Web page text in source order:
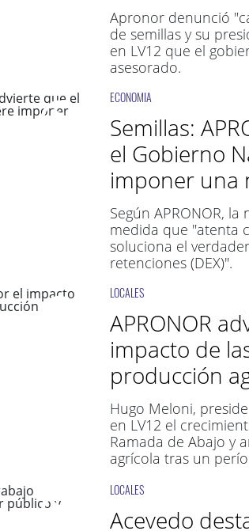
Apronor denunció
de semillas y su
en LV12 que el
asesorado.
ECONOMIA
Semillas:
el Gobierno
imponer una
Según APRONOR,
medida que "atenta
soluciona el
retenciones (DEX)".
LOCALES
APRONOR
impacto de
producción
Hugo Meloni,
en LV12 el
Ramada de Abajo y
agrícola tras un
LOCALES
Acevedo